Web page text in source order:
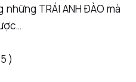
TRÁI ANH ĐÀO mà
)